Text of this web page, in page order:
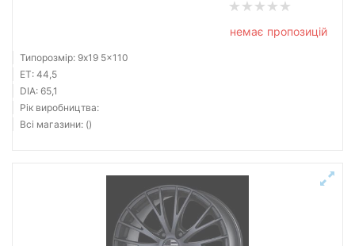
немає пропозицій
Типорозмір: 9x19 5x110
ET: 44,5
DIA: 65,1
Рік виробництва:
Всі магазини: ()